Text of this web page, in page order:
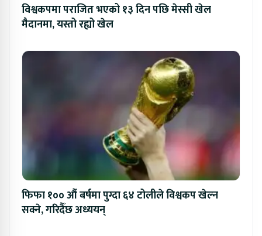
विश्वकपमा पराजित भएको १३ दिन पछि मेस्सी खेल
मैदानमा, यस्तो रह्यो खेल
फिफा १०० औं बर्षमा पुग्दा ६४ टोलीले विश्वकप खेल्न
सक्ने, गरिदैँछ अध्ययन्